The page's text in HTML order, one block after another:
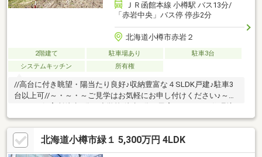
ＪＲ函館本線 小樽駅 バス13分/
「赤岩中央」バス停 停歩2分
北海道小樽市赤岩２
2階建て 駐車場あり
駐車3台
システムキッチン
所有権
//高台に付き眺望・陽当たり良好♪収納豊富な４SLDK戸建♪駐車3
台以上可//～・～・～ご見学はお気軽にお申し付けください♪～・
♪■ファミリーマートや郵便局も徒歩圏にあり日々の用事足しに便
利♪■敷地の南面に遮る建物がなく、山々の稜線が観えます♪■83坪
以上の敷地には、駐車3台以上可能♪■各居室にクローゼットがあ
り、納戸や地下の物置も備えた収納力のある4SLDK♪■熱源は経済
北海道小樽市緑１ 5,300万円 4LDK